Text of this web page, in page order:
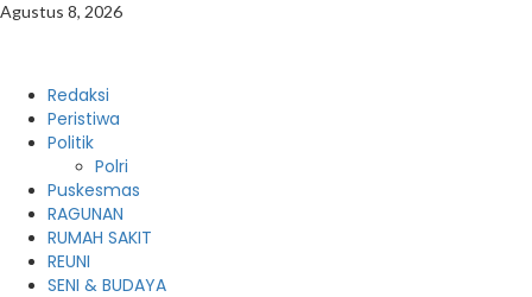
Skip
Agustus 8, 2026
Primary
Menu
Redaksi
Peristiwa
Politik
Polri
Puskesmas
RAGUNAN
RUMAH SAKIT
REUNI
SENI & BUDAYA